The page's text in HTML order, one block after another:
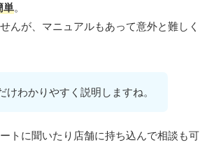
単。
んが、マニュアルもあって意外と難しく
わかりやすく説明しますね。
トに聞いたり店舗に持ち込んで相談も可